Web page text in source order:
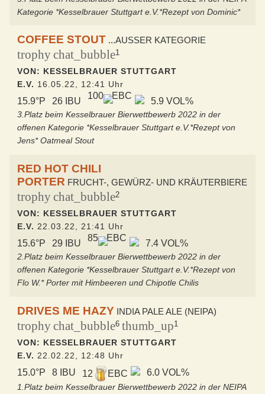
Kategorie *Kesselbrauer Stuttgart e.V.*Rezept von Dominic*
COFFEE STOUT ...AUSSER KATEGORIE
trophychat_bubble1
VON: KESSELBRAUER STUTTGART
E.V. 16.05.22, 12:41 Uhr
15.9°P 26 IBU
100 EBC
5.9 VOL%
3.Platz beim Kesselbrauer Bierwettbewerb 2022 in der
offenen Kategorie *Kesselbrauer Stuttgart e.V.*Rezept von
Jens* Oatmeal Stout
RED HOT CHILI
PORTER FRUCHT-, GEWÜRZ- UND KRÄUTERBIERE
trophychat_bubble2
VON: KESSELBRAUER STUTTGART
E.V. 22.03.22, 21:41 Uhr
15.6°P 29 IBU
85 EBC
7.4 VOL%
2.Platz beim Kesselbrauer Bierwettbewerb 2022 in der
offenen Kategorie *Kesselbrauer Stuttgart e.V.*Rezept von
Flo W.* Porter mit Himbeeren und Chipotle Chilis
DRIVES ME HAZY INDIA PALE ALE (NEIPA)
trophychat_bubble6 thumb_up1
VON: KESSELBRAUER STUTTGART
E.V. 22.02.22, 12:48 Uhr
15.0°P 8 IBU 12 EBC 6.0 VOL%
1.Platz beim Kesselbrauer Bierwettbewerb 2022 in der NEIPA